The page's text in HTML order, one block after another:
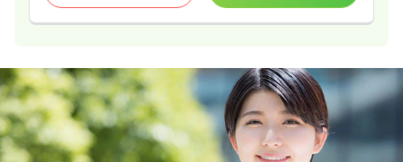
3交代（常勤）
※一例
時間 8:30～17:00（休憩60分）
月給34万円以上可
気になる 詳細を見る